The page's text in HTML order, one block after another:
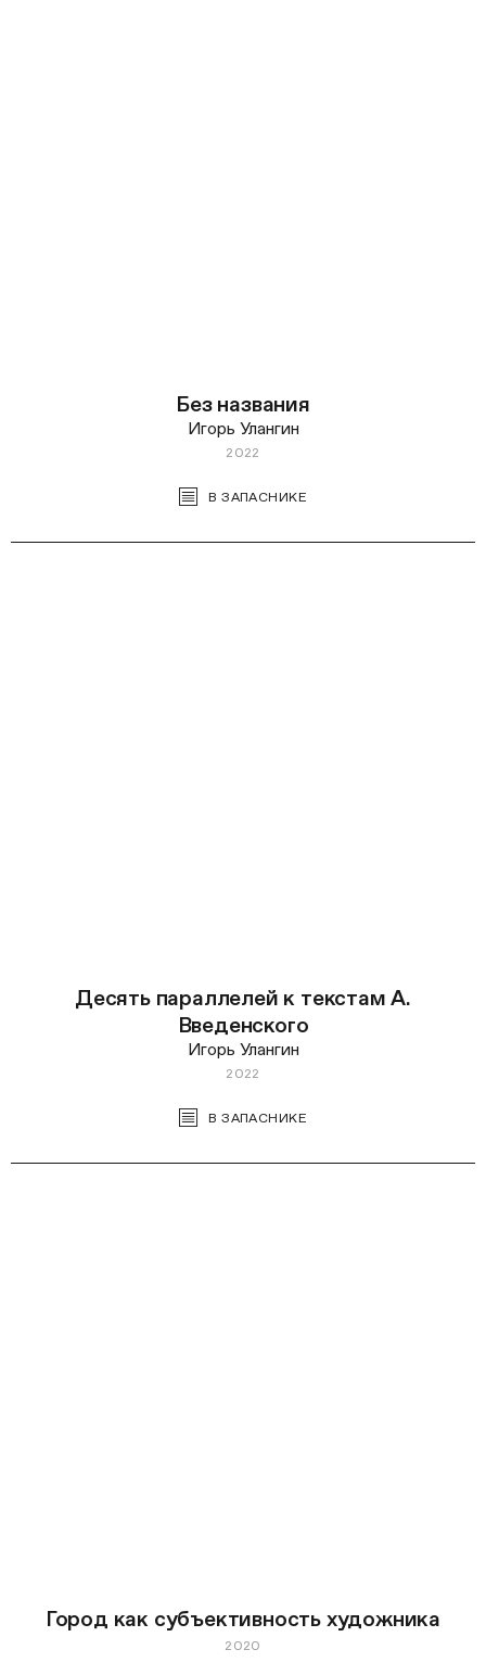
Без названия
Игорь Улангин
2022
В ЗАПАСНИКЕ
Десять параллелей к текстам А.
Введенского
Игорь Улангин
2022
В ЗАПАСНИКЕ
Город как субъективность художника
2020